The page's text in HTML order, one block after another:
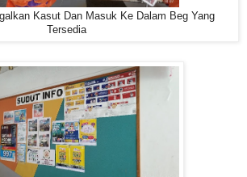
Kasut Dan Masuk Ke Dalam Beg Yang
Tersedia